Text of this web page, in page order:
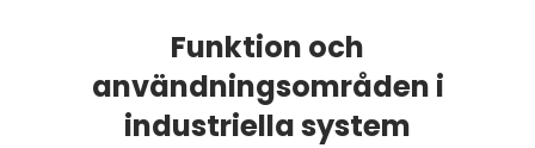
Funktion och
användningsområden i
industriella system